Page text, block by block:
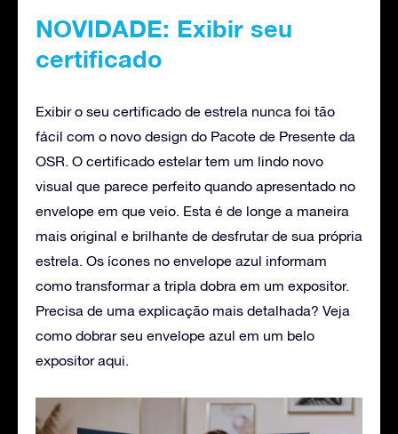
NOVIDADE: Exibir seu
certificado
Exibir o seu certificado de estrela nunca foi tão
fácil com o novo design do Pacote de Presente da
OSR. O certificado estelar tem um lindo novo
visual que parece perfeito quando apresentado no
envelope em que veio. Esta é de longe a maneira
mais original e brilhante de desfrutar de sua própria
estrela. Os ícones no envelope azul informam
como transformar a tripla dobra em um expositor.
Precisa de uma explicação mais detalhada? Veja
como dobrar seu envelope azul em um belo
expositor aqui.